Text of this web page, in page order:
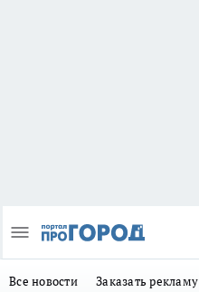
Все новости Заказать рекламу